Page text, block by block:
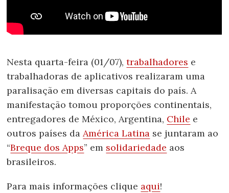
Nesta quarta-feira (01/07),trabalhadores e
trabalhadoras de aplicativos realizaram uma
paralisação em diversas capitais do país. A
manifestação tomou proporções continentais,
entregadores de México, Argentina, Chile e
outros países daAmérica Latina se juntaram ao
“Breque dos Apps” em solidariedade aos
brasileiros.
Para mais informações clique aqui!